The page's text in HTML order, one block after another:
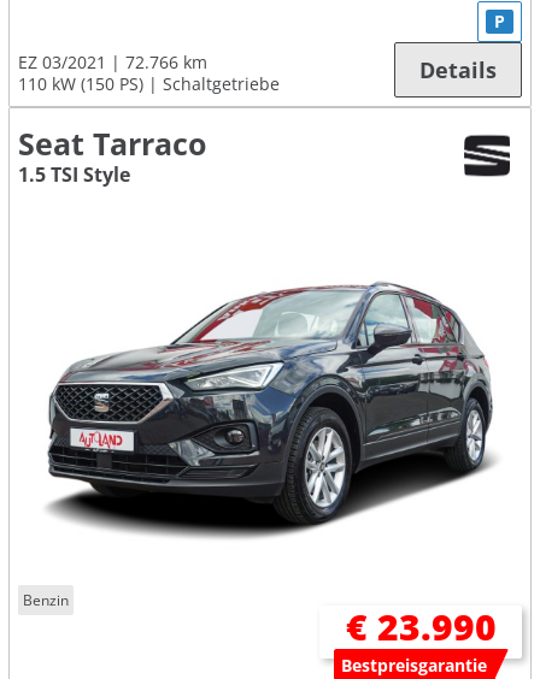
EZ 03/2021
72.766 km
110 kW (150 PS)
Schaltgetriebe
P
Details
Seat Tarraco
1.5 TSI Style
Benzin
€ 23.990
Bestpreisgarantie